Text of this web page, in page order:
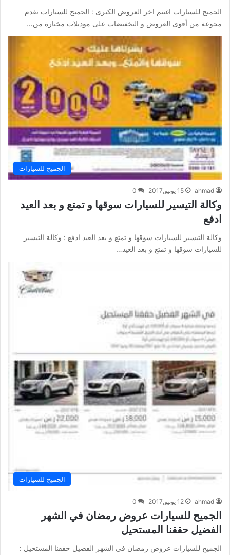
الجميح للسيارات اغتنم اخر العروض الكبرى : الجميح للسيارات تقدم
مجوعة من أقوى العروض و التخفيضات على موديلات مختارة من…
الجميح للسيارات
ahmad 15 يونيو,2017 0
وكالة التيسير للسيارات سوقها و تمتع و بعد العيد
ادفع
وكالة التيسير للسيارات سوقها و تمتع و بعد العيد ادفع : وكالة التيسير
للسيارات سوقها و تمتع و بعد العيد…
الجميح للسيارات
ahmad 12 يونيو,2017 0
الجميح للسيارات عروض رمضان في الشهر
الفضيل حققنا المستحيل
الجميح للسيارات عروض رمضان في الشهر الفضيل حققنا المستحيل :